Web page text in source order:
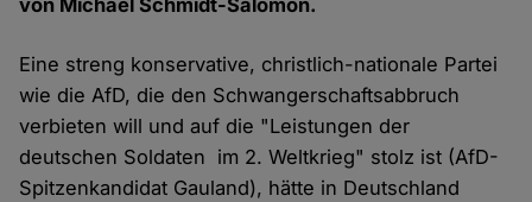
von Michael Schmidt-Salomon.
Eine streng konservative, christlich-nationale Partei
wie die AfD, die den Schwangerschaftsabbruch
verbieten will und auf die "Leistungen der
deutschen Soldaten im 2. Weltkrieg" stolz ist (AfD-
Spitzenkandidat Gauland), hätte in Deutschland